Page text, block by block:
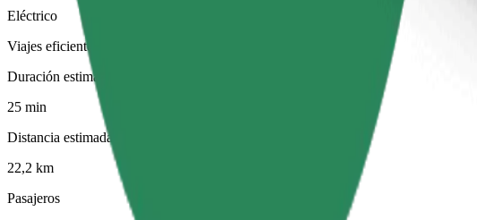
Eléctrico
Viajes eficientes en vehículos totalmente eléctricos
Duración estimada del viaje
25 min
Distancia estimada
22,2 km
Pasajeros